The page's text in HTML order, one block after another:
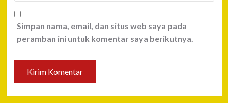
Simpan nama, email, dan situs web saya pada
peramban ini untuk komentar saya berikutnya.